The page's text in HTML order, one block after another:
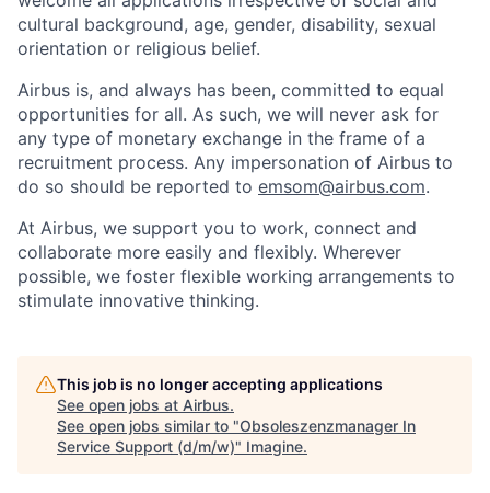
cultural background, age, gender, disability, sexual
orientation or religious belief.
Airbus is, and always has been, committed to equal
opportunities for all. As such, we will never ask for
any type of monetary exchange in the frame of a
recruitment process. Any impersonation of Airbus to
do so should be reported to emsom@airbus.com.
At Airbus, we support you to work, connect and
collaborate more easily and flexibly. Wherever
possible, we foster flexible working arrangements to
stimulate innovative thinking.
This job is no longer accepting applications
See open jobs at Airbus.
See open jobs similar to "Obsoleszenzmanager In
Service Support (d/m/w)" Imagine.